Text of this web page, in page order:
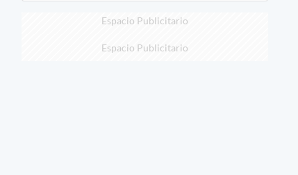
Espacio Publicitario
Espacio Publicitario